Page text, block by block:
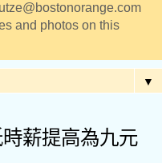
and photos on this
▼
薪提高為九元